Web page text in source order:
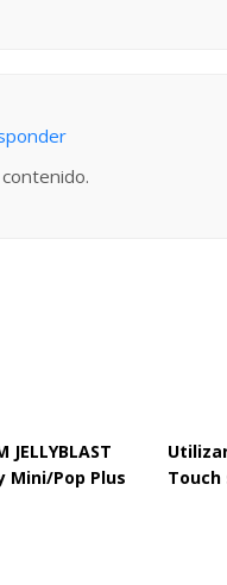
Mini/Pop Plus